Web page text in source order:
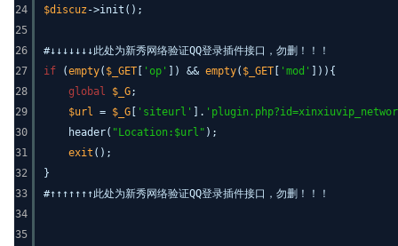
24
25
26
27
28
29
30
31
32
33
34
35
$discuz ->init();
#↓↓↓↓↓↓↓此处为新秀网络验证QQ登录插件接口，勿删！！！
if
(empty( $_GET 'op' ]) && empty( $_GET 'mod'
])){
global
$_G;
$url = $_G 'siteurl' ].
header( "Location:$url" );
exit ();
}
#↑↑↑↑↑↑↑此处为新秀网络验证QQ登录插件接口，勿删！！！